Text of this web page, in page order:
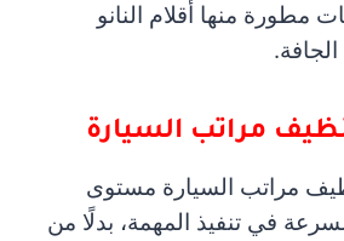
مطورة منها أقلام النانو
مراتب السيارة
مراتب السيارة مستوى
في تنفيذ المهمة، بدلًا من